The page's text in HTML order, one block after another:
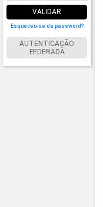
VALIDAR
Esqueceu-se da password?
AUTENTICAÇÃO
FEDERADA